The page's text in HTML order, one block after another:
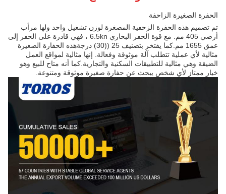
الحفرة الصغيرة الزاحفة
تم تصميم هذه الحفرة الزحفية المصغرة لوزن تشغيل واحد ولها مرأب
أرضي 405 مم. مع قوة الحفر البخاري 6.5kn ، فهي قادرة على الحفر إلى
عمق 1655 مم.كما يفتخر بتصنيف 25 ((30) درجةهذه الحفارة الصغيرة
مثالية لأي عملية تتطلب آلة موثوقة وفعالة. إنها مثالية لمواقع العمل
الضيقة وهي مثالية للتطبيقات السكنية والتجارية.كما أنه متاح للبيع وهو
خيار ممتاز لأي شخص يبحث عن حفارة صغيرة موثوقة ومتنوعة.